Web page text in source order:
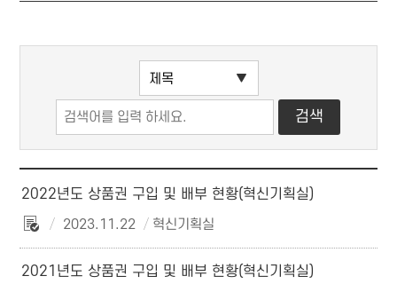
2022년도 상품권 구입 및 배부 현황(혁신기획실)
2023.11.22
혁신기획실
2021년도 상품권 구입 및 배부 현황(혁신기획실)